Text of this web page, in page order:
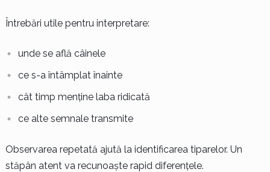
Întrebări utile pentru interpretare:
unde se află câinele
ce s-a întâmplat înainte
cât timp menține laba ridicată
ce alte semnale transmite
Observarea repetată ajută la identificarea tiparelor. Un
stăpân atent va recunoaște rapid diferențele.